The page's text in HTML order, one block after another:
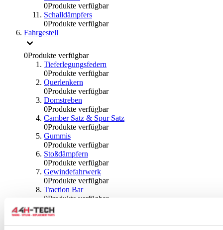
0Produkte verfügbar
Schalldämpfers
0Produkte verfügbar
Fahrgestell
0Produkte verfügbar
Tieferlegungsfedern
0Produkte verfügbar
Querlenkern
0Produkte verfügbar
Domstreben
0Produkte verfügbar
Camber Satz & Spur Satz
0Produkte verfügbar
Gummis
0Produkte verfügbar
Stoßdämpfern
0Produkte verfügbar
Gewindefahrwerk
0Produkte verfügbar
Traction Bar
0Produkte verfügbar
Stabilisator & Zubehör
0Produkte verfügbar
Kugeln & Abdeckungen